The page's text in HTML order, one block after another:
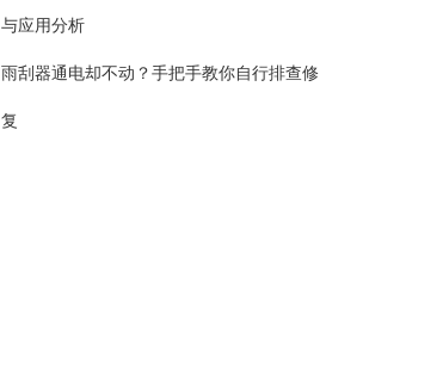
与应用分析
雨刮器通电却不动？手把手教你自行排查修
复